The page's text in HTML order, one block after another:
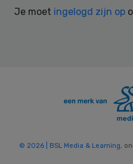
Je moet ingelogd zijn op
© 2026 | BSL Media & Learning,